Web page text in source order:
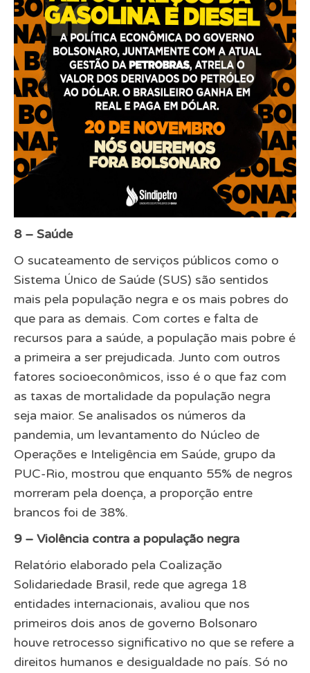
8 – Saúde
O sucateamento de serviços públicos como o
Sistema Único de Saúde (SUS) são sentidos
mais pela população negra e os mais pobres do
que para as demais. Com cortes e falta de
recursos para a saúde, a população mais pobre é
a primeira a ser prejudicada. Junto com outros
fatores socioeconômicos, isso é o que faz com
as taxas de mortalidade da população negra
seja maior. Se analisados os números da
pandemia, um levantamento do Núcleo de
Operações e Inteligência em Saúde, grupo da
PUC-Rio, mostrou que enquanto 55% de negros
morreram pela doença, a proporção entre
brancos foi de 38%.
9 – Violência contra a população negra
Relatório elaborado pela Coalização
Solidariedade Brasil, rede que agrega 18
entidades internacionais, avaliou que nos
primeiros dois anos de governo Bolsonaro
houve retrocesso significativo no que se refere a
direitos humanos e desigualdade no país. Só no